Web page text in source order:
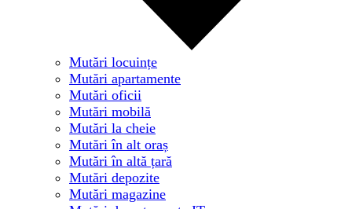
Mutări locuințe
Mutări apartamente
Mutări oficii
Mutări mobilă
Mutări la cheie
Mutări în alt oraș
Mutări în altă țară
Mutări depozite
Mutări magazine